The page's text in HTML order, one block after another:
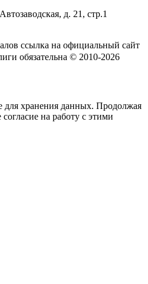
д. 21, стр.1
ссылка на официальный сайт
обязательна © 2010-2026
для хранения данных. Продолжая
на работу с этими